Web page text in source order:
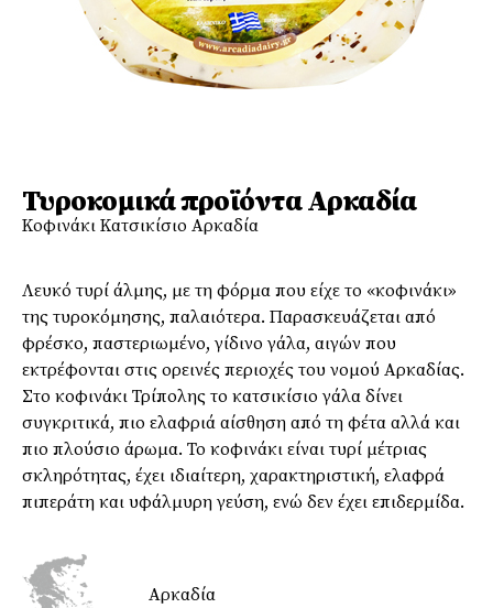
Τυροκομικά προϊόντα Αρκαδία
Κοφινάκι Κατσικίσιο Αρκαδία
Λευκό τυρί άλμης, με τη φόρμα που είχε το «κοφινάκι»
της τυροκόμησης, παλαιότερα. Παρασκευάζεται από
φρέσκο, παστεριωμένο, γίδινο γάλα, αιγών που
εκτρέφονται στις ορεινές περιοχές του νομού Αρκαδίας.
Στο κοφινάκι Τρίπολης το κατσικίσιο γάλα δίνει
συγκριτικά, πιο ελαφριά αίσθηση από τη φέτα αλλά και
πιο πλούσιο άρωμα. Το κοφινάκι είναι τυρί μέτριας
σκληρότητας, έχει ιδιαίτερη, χαρακτηριστική, ελαφρά
πιπεράτη και υφάλμυρη γεύση, ενώ δεν έχει επιδερμίδα.
Αρκαδία